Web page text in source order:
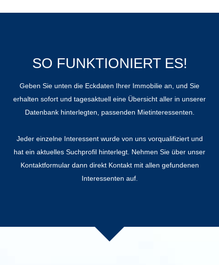
SO FUNKTIONIERT ES!
Geben Sie unten die Eckdaten Ihrer Immobilie an, und Sie
erhalten sofort und tagesaktuell eine Übersicht aller in unserer
Datenbank hinterlegten, passenden Mietinteressenten.
Jeder einzelne Interessent wurde von uns vorqualifiziert und
hat ein aktuelles Suchprofil hinterlegt. Nehmen Sie über unser
Kontaktformular dann direkt Kontakt mit allen gefundenen
Interessenten auf.